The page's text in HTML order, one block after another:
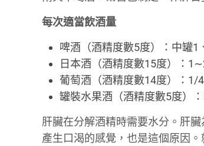
每次適當飲酒量
啤酒（酒精度數5度）：中罐1
日本酒（酒精度數15度）：
葡萄酒（酒精度數14度）：1/
罐裝水果酒（酒精度數5度）
肝臟在分解酒精時需要水分。肝
產生口渴的感覺，也是這個原因